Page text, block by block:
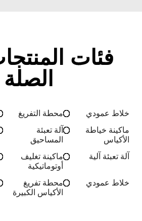
فئات
الصلة
خلاط عمودي محطة التفريغ
ماكينة خياطة
الأكياس
آلة تعبئة
المساحيق
آلة تعبئة آلية
ماكينة تغليف
أوتوماتيكية
خلاط عمودي
محطة تفريغ
الأكياس الكبيرة